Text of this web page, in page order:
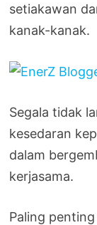
setiakawan
kanak-kanak.
Segala tidak
kesedaran
dalam
kerjasama.
Paling